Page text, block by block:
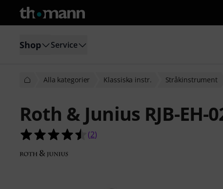
Shop Service
Alla kategorier Klassiska instr. Stråkinstrument
Roth & Junius RJB-EH-
4.5 av 5 stjärnor från 2 kundbetyg
(2)